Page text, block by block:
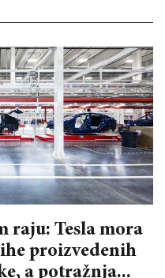
raju: Tesla mora
proizvedenih
a potražnja...